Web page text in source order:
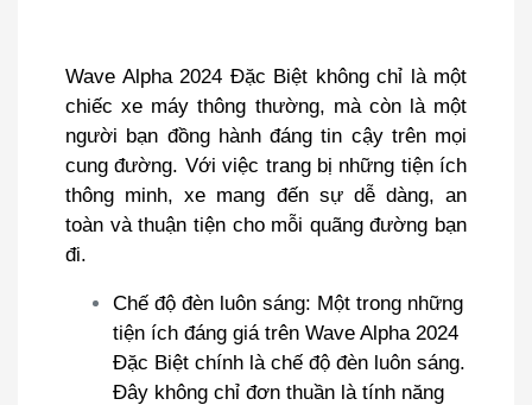
Wave Alpha 2024 Đặc Biệt không chỉ là một
chiếc xe máy thông thường, mà còn là một
người bạn đồng hành đáng tin cậy trên mọi
cung đường. Với việc trang bị những tiện ích
thông minh, xe mang đến sự dễ dàng, an
toàn và thuận tiện cho mỗi quãng đường bạn
đi.
Chế độ đèn luôn sáng: Một trong những
tiện ích đáng giá trên Wave Alpha 2024
Đặc Biệt chính là chế độ đèn luôn sáng.
Đây không chỉ đơn thuần là tính năng